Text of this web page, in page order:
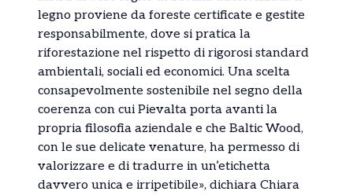
legno proviene da foreste certificate e gestite
responsabilmente, dove si pratica la
riforestazione nel rispetto di rigorosi standard
ambientali, sociali ed economici. Una scelta
consapevolmente sostenibile nel segno della
coerenza con cui Pievalta porta avanti la
propria filosofia aziendale e che Baltic Wood,
con le sue delicate venature, ha permesso di
valorizzare e di tradurre in un’etichetta
davvero unica e irripetibile», dichiara Chiara